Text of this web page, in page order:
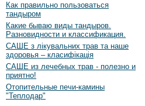
Как правильно пользоваться
тандыром
Какие бываю виды тандыров.
Разновидности и классификация.
САШЕ з лікувальних трав та наше
здоровья – класифікація
САШЕ из лечебных трав - полезно и
приятно!
Отопительные печи-камины
"Теплодар"